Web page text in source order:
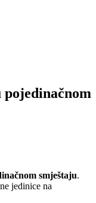
pojedinačnom
smještaju.
jedinice na